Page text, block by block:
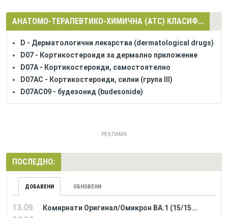
АНАТОМО-ТЕРАПЕВТИКО-ХИМИЧНА (АТС) КЛАСИФИКАЦИЯ
D - Дерматологични лекарства (dermatological drugs)
D07 - Кортикостероиди за дермално приложение
D07A - Кортикостероиди, самостоятелно
D07AC - Кортикостероиди, силни (група III)
D07AC09 - будезонид (budesonide)
РЕКЛАМА
ПОСЛЕДНО:
ДОБАВЕНИ ОБНОВЕНИ
13.09.
Комирнати Оригинал/Омикрон BA.1 (15/15...